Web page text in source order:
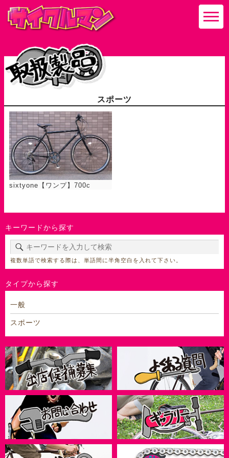
スポーツ
sixtyone【ワンプ】700c
キーワードから探す
複数単語で検索する際は、単語間に半角空白を入れて下さい。
タイプから探す
一般
スポーツ